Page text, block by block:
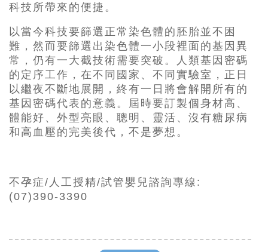
科技所帶來的便捷。
以當今科技要篩選正常染色體的胚胎並不困
難，然而要篩選出染色體一小段裡面的基因異
常，仍有一大截技術需要突破。人類基因密碼
的定序工作，在不同國家、不同實驗室，正日
以繼夜不斷地展開，終有一日將會解開所有的
基因密碼代表的意義。屆時要訂製個身材高、
體能好、外型亮眼、聰明、靈活、沒有糖尿病
和高血壓的完美後代，不是夢想。
不孕症/人工授精/試管嬰兒諮詢專線:
(07)390-3390